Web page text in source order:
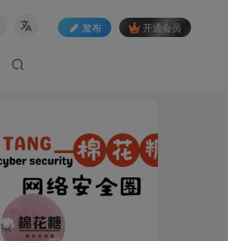
发布 开通会员